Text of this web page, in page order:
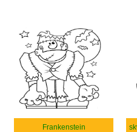
Frankenstein